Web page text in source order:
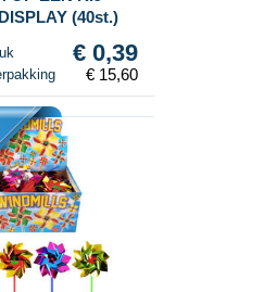
(40st.)
€ 0,39
€ 15,60